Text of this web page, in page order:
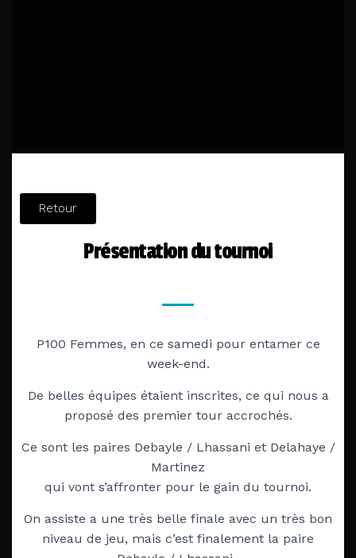
Retour
Présentation du tournoi
P100 Femmes, en ce samedi pour entamer ce
week-end.
De belles équipes étaient inscrites, ce qui nous a
proposé des premier tour accrochés.
Ce sont les paires Debayle / Lhassani et Delahaye /
Martinez
qui vont s’affronter pour le gain du tournoi.
On assiste a une très belle finale avec un très bon
niveau de jeu, mais c’est finalement la paire